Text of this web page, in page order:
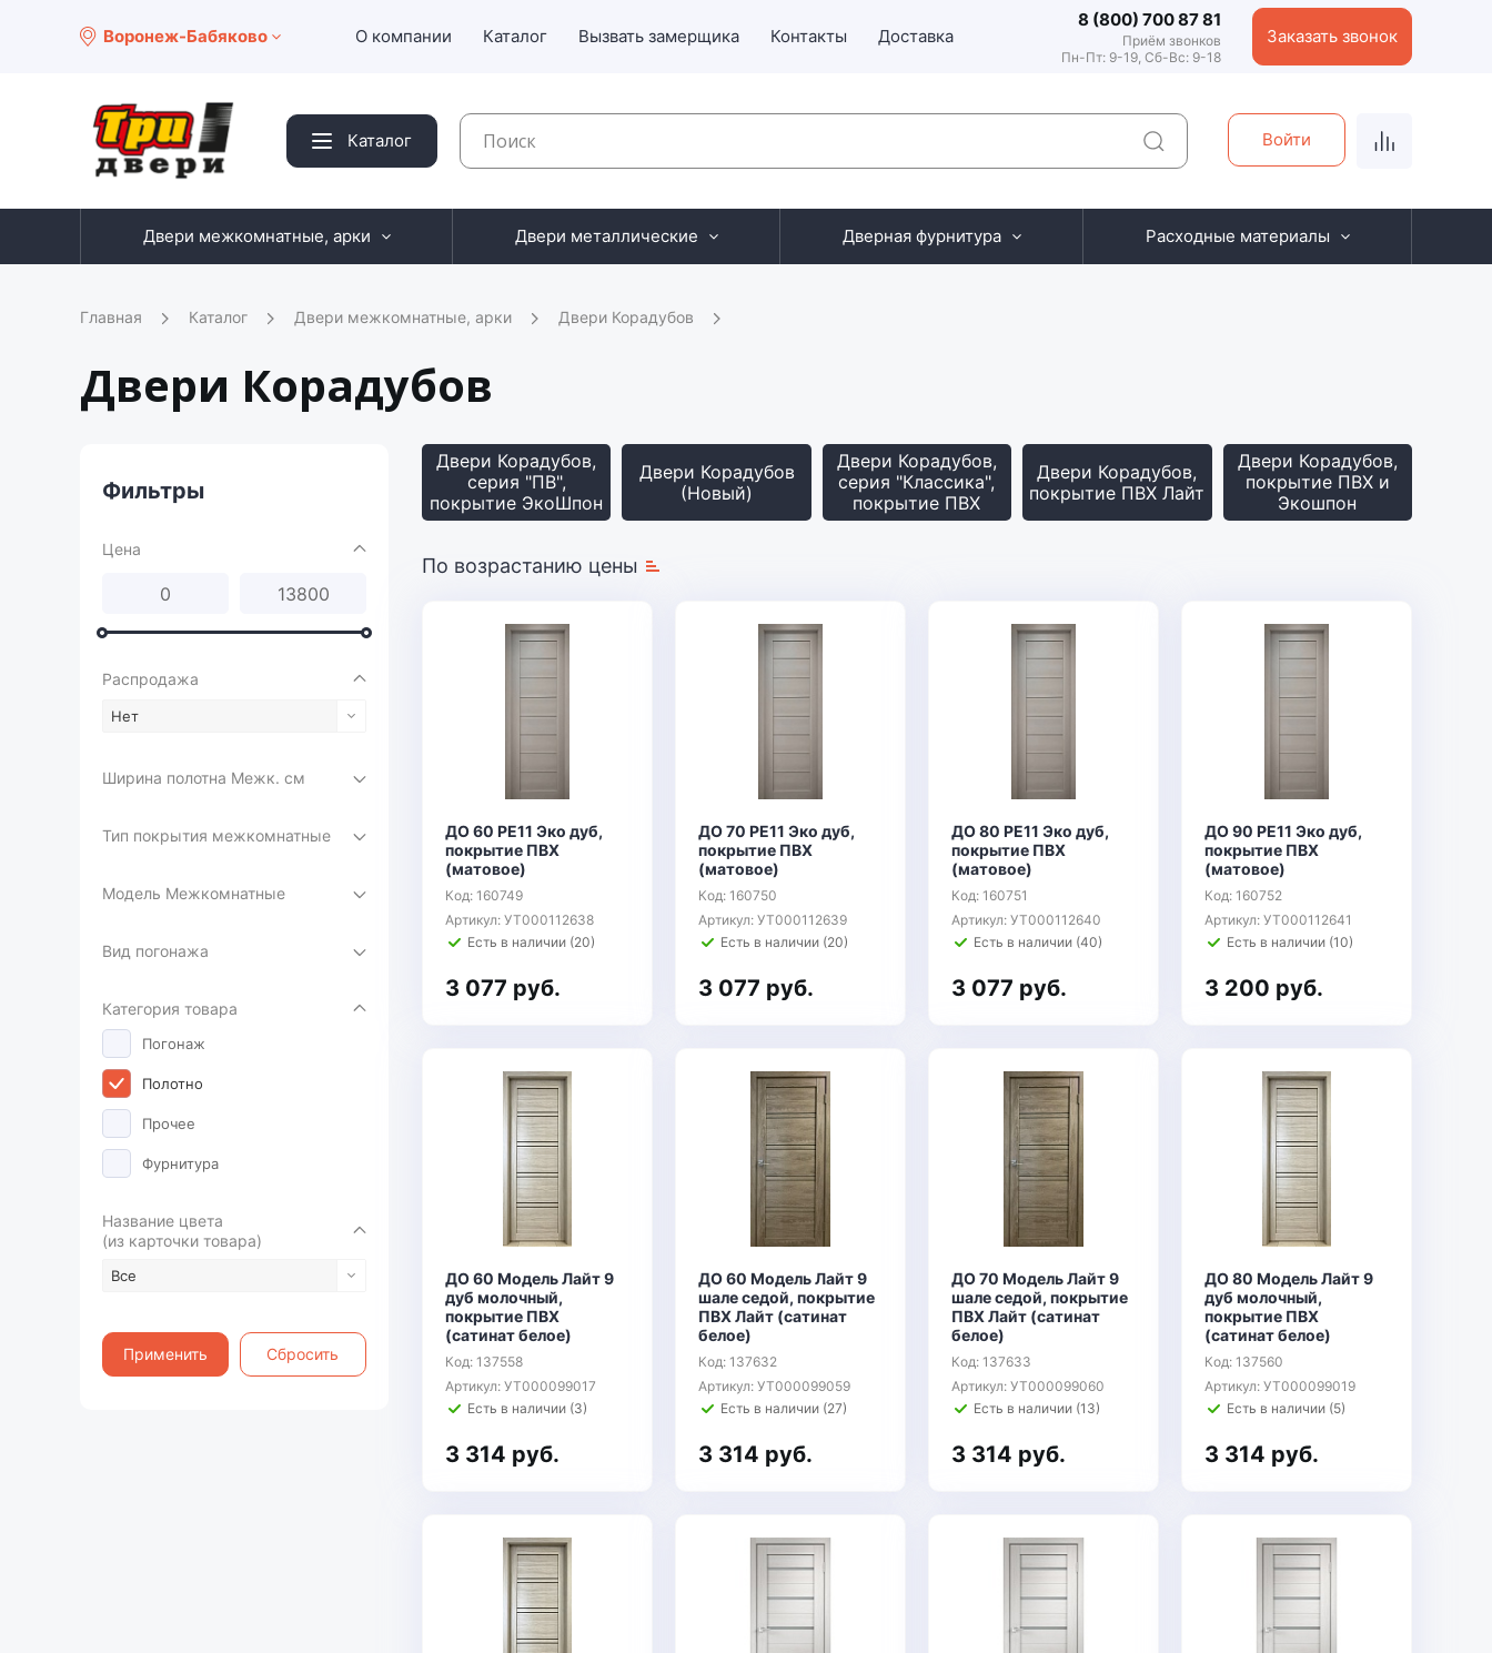
Воронеж-Бабяково О компании Каталог Вызвать замерщика Контакты Доставка
8 (800) 700 87 81
Приём звонков
Пн-Пт: 9-19, Сб-Вс: 9-18
Заказать звонок
Каталог Войти
Двери межкомнатные, арки Двери металлические Дверная фурнитура Расходные материалы
Главная Каталог Двери межкомнатные, арки Двери Корадубов
Двери Корадубов
Фильтры
Цена
Распродажа
Нет
Ширина полотна Межк. см
Тип покрытия межкомнатные
Модель Межкомнатные
Вид погонажа
Категория товара
Погонаж
Полотно
Прочее
Фурнитура
Название цвета
(из карточки товара)
Все
Применить Сбросить
Двери Корадубов,
серия "ПВ",
покрытие ЭкоШпон
Двери Корадубов
(Новый)
Двери Корадубов,
серия "Классика",
покрытие ПВХ
Двери Корадубов,
покрытие ПВХ Лайт
Двери Корадубов,
покрытие ПВХ и
Экошпон
По возрастанию цены
ДО 60 РЕ11 Эко дуб,
покрытие ПВХ
(матовое)
Код: 160749
Артикул: УТ000112638
Есть в наличии (20)
3 077 руб.
ДО 70 РЕ11 Эко дуб,
покрытие ПВХ
(матовое)
Код: 160750
Артикул: УТ000112639
Есть в наличии (20)
3 077 руб.
ДО 80 РЕ11 Эко дуб,
покрытие ПВХ
(матовое)
Код: 160751
Артикул: УТ000112640
Есть в наличии (40)
3 077 руб.
ДО 90 РЕ11 Эко дуб,
покрытие ПВХ
(матовое)
Код: 160752
Артикул: УТ000112641
Есть в наличии (10)
3 200 руб.
ДО 60 Модель Лайт 9
дуб молочный,
покрытие ПВХ
(сатинат белое)
Код: 137558
Артикул: УТ000099017
Есть в наличии (3)
3 314 руб.
ДО 60 Модель Лайт 9
шале седой, покрытие
ПВХ Лайт (сатинат
белое)
Код: 137632
Артикул: УТ000099059
Есть в наличии (27)
3 314 руб.
ДО 70 Модель Лайт 9
шале седой, покрытие
ПВХ Лайт (сатинат
белое)
Код: 137633
Артикул: УТ000099060
Есть в наличии (13)
3 314 руб.
ДО 80 Модель Лайт 9
дуб молочный,
покрытие ПВХ
(сатинат белое)
Код: 137560
Артикул: УТ000099019
Есть в наличии (5)
3 314 руб.